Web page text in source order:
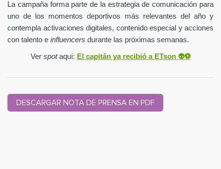
La campaña forma parte de la estrategia de comunicación para
uno de los momentos deportivos más relevantes del año y
contempla activaciones digitales, contenido especial y acciones
con talento e influencers durante las próximas semanas.
Ver spotaquí: El capitán ya recibió a ETson 👽⚽️
DESCARGAR NOTA DE PRENSA EN PDF